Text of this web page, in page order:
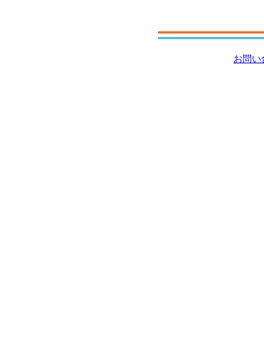
お問い